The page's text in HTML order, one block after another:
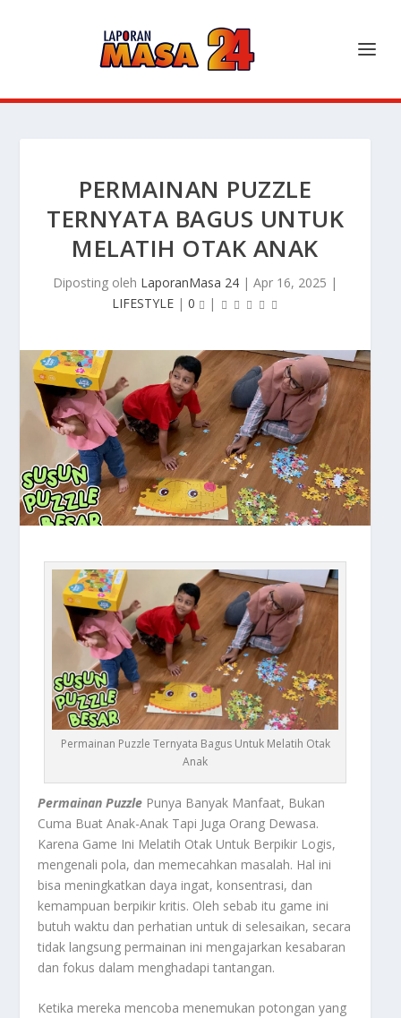
PERMAINAN PUZZLE
TERNYATA BAGUS UNTUK
MELATIH OTAK ANAK
Diposting oleh LaporanMasa 24 | Apr 16, 2025 |
LIFESTYLE | 0 |
Permainan Puzzle Ternyata Bagus Untuk Melatih Otak
Anak
Permainan Puzzle Punya Banyak Manfaat, Bukan
Cuma Buat Anak-Anak Tapi Juga Orang Dewasa.
Karena Game Ini Melatih Otak Untuk Berpikir Logis,
mengenali pola, dan memecahkan masalah. Hal ini
bisa meningkatkan daya ingat, konsentrasi, dan
kemampuan berpikir kritis. Oleh sebab itu game ini
butuh waktu dan perhatian untuk di selesaikan, secara
tidak langsung permainan ini mengajarkan kesabaran
dan fokus dalam menghadapi tantangan.
Ketika mereka mencoba menemukan potongan yang